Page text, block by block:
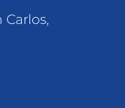
Carlos,